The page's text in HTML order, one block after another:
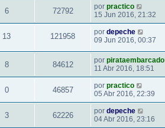
6 72792 por practico
15 Jun 2016, 21:32
13 121958 por depeche
09 Jun 2016, 00:37
8 84612 por pirataembarcado
11 Abr 2016, 18:51
0 46857 por practico
05 Abr 2016, 22:39
3 62226 por depeche
04 Abr 2016, 23:16